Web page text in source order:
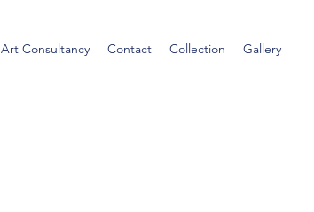
Art Consultancy Contact Collection Gallery